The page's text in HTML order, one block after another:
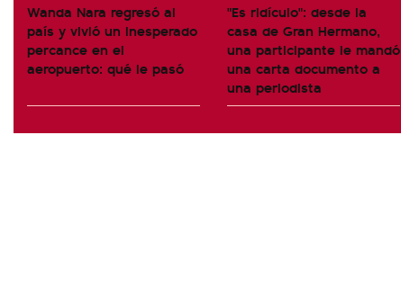
Wanda Nara regresó al
país y vivió un inesperado
percance en el
aeropuerto: qué le pasó
"Es ridículo": desde la
casa de Gran Hermano,
una participante le mandó
una carta documento a
una periodista